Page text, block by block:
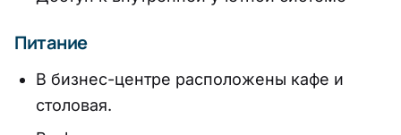
Питание
В бизнес-центре расположены кафе и
столовая.